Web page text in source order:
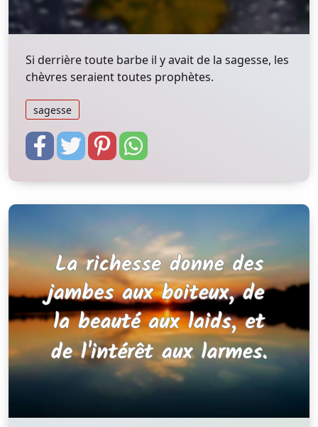
Si derrière toute barbe il y avait de la sagesse, les
chèvres seraient toutes prophètes.
sagesse